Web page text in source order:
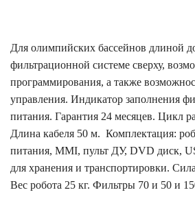
ИБП
для газовых и
отопления
Для олимпийских бассейнов длиной
фильтрационной системе сверху,
программирования, а также
управления. Индикатор заполнения
питания. Гарантия 24 месяцев. Цикл
Длина кабеля 50 м. Комплектация:
питания, MMI, пульт ДУ, DVD диск,
для хранения и транспортировки.
Вес робота 25 кг. Фильтры 70 и 50 и